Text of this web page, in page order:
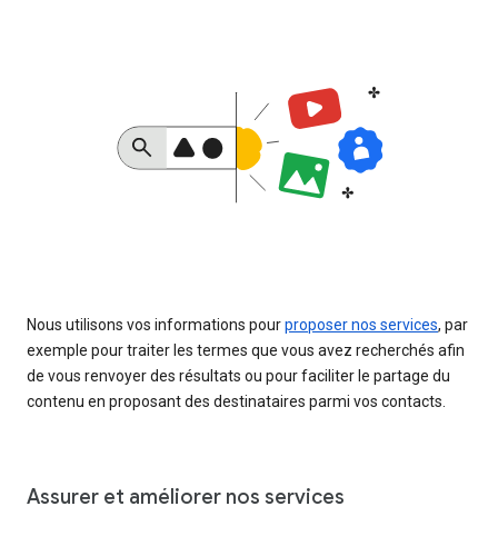
Nous utilisons vos informations pourproposer nos services, par
exemple pour traiter les termes que vous avez recherchés afin
de vous renvoyer des résultats ou pour faciliter le partage du
contenu en proposant des destinataires parmi vos contacts.
Assurer et améliorer nos services